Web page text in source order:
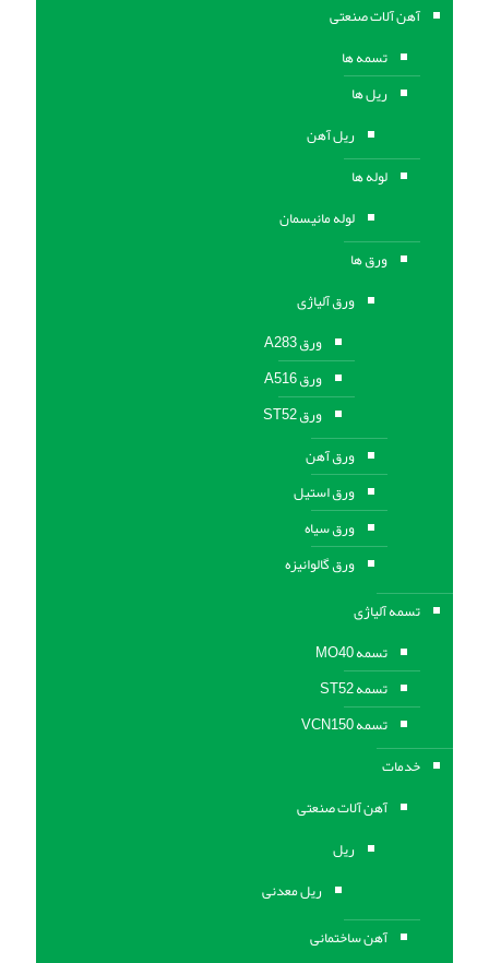
آهن آلات صنعتی
تسمه ها
ریل ها
ریل آهن
لوله ها
لوله مانیسمان
ورق ها
ورق آلیاژی
ورق A283
ورق A516
ورق ST52
ورق آهن
ورق استیل
ورق سیاه
ورق گالوانیزه
تسمه آلیاژی
تسمه MO40
تسمه ST52
تسمه VCN150
خدمات
آهن آلات صنعتی
ریل
ریل معدنی
آهن ساختمانی